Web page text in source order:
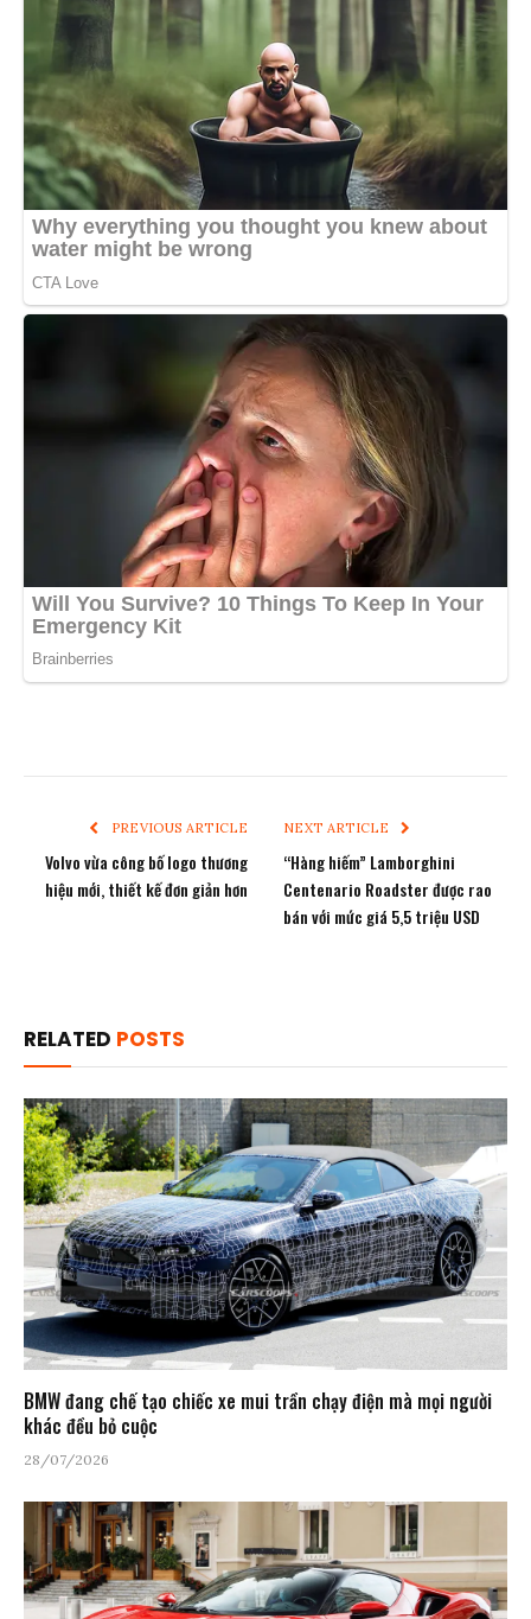
PREVIOUS ARTICLE
Volvo vừa công bố logo thương
hiệu mới, thiết kế đơn giản hơn
NEXT ARTICLE
“Hàng hiếm” Lamborghini
Centenario Roadster được rao
bán với mức giá 5,5 triệu USD
RELATED POSTS
BMW đang chế tạo chiếc xe mui trần chạy điện mà mọi người
khác đều bỏ cuộc
28/07/2026